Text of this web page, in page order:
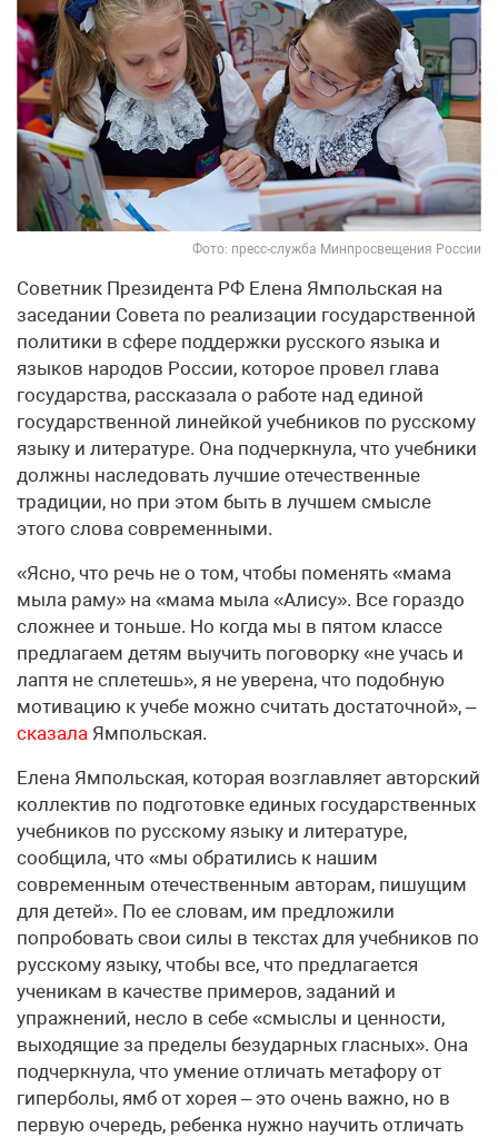
Фото: пресс-служба Минпросвещения России
Советник Президента РФ Елена Ямпольская на
заседании Совета по реализации государственной
политики в сфере поддержки русского языка и
языков народов России, которое провел глава
государства, рассказала о работе над единой
государственной линейкой учебников по русскому
языку и литературе. Она подчеркнула, что учебники
должны наследовать лучшие отечественные
традиции, но при этом быть в лучшем смысле
этого слова современными.
«Ясно, что речь не о том, чтобы поменять «мама
мыла раму» на «мама мыла «Алису». Все гораздо
сложнее и тоньше. Но когда мы в пятом классе
предлагаем детям выучить поговорку «не учась и
лаптя не сплетешь», я не уверена, что подобную
мотивацию к учебе можно считать достаточной», –
сказала Ямпольская.
Елена Ямпольская, которая возглавляет авторский
коллектив по подготовке единых государственных
учебников по русскому языку и литературе,
сообщила, что «мы обратились к нашим
современным отечественным авторам, пишущим
для детей». По ее словам, им предложили
попробовать свои силы в текстах для учебников по
русскому языку, чтобы все, что предлагается
ученикам в качестве примеров, заданий и
упражнений, несло в себе «смыслы и ценности,
выходящие за пределы безударных гласных». Она
подчеркнула, что умение отличать метафору от
гиперболы, ямб от хорея – это очень важно, но в
первую очередь, ребенка нужно научить отличать